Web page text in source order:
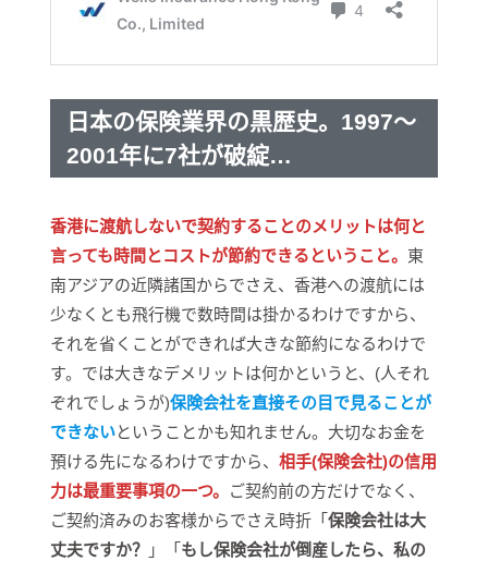
日本の保険業界の黒歴史。1997～
2001年に7社が破綻…
香港に渡航しないで契約することのメリットは何と
言っても時間とコストが節約できるということ。 東
南アジアの近隣諸国からでさえ、香港への渡航には
少なくとも飛行機で数時間は掛かるわけですから、
それを省くことができれば大きな節約になるわけで
す。では大きなデメリットは何かというと、(人それ
ぞれでしょうが)保険会社を直接その目で見ることが
できないということかも知れません。大切なお金を
預ける先になるわけですから、 相手(保険会社)の信用
力は最重要事項の一つ。
ご契約前の方だけでなく、
ご契約済みのお客様からでさえ時折「 保険会社は大
丈夫ですか？
」「 もし保険会社が倒産したら、私の